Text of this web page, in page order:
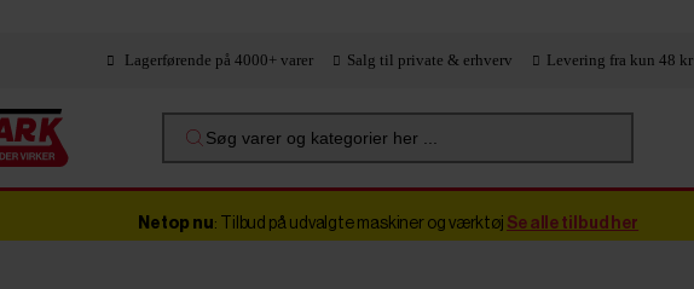
Lagerførende på 4000+ varer Salg til private & erhverv Levering fra kun 48 kr
Søg varer og kategorier her ...
Netop nu: Tilbud på udvalgte maskiner og værktøj Se alle tilbud her